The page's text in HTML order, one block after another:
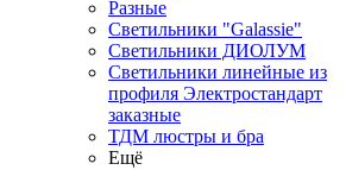
Разные
Светильники "Galassie"
Светильники ДИОЛУМ
Светильники линейные из
профиля Электростандарт
заказные
ТДМ люстры и бра
Ещё